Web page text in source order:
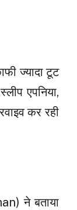
ज्यादा टूट
एपनिया,
कर रही
ने बताया